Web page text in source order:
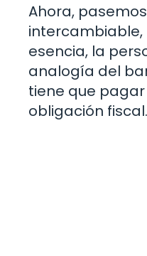
Ahora,
intercambiable,
esencia, la
analogía del
tiene que
obligación fiscal.